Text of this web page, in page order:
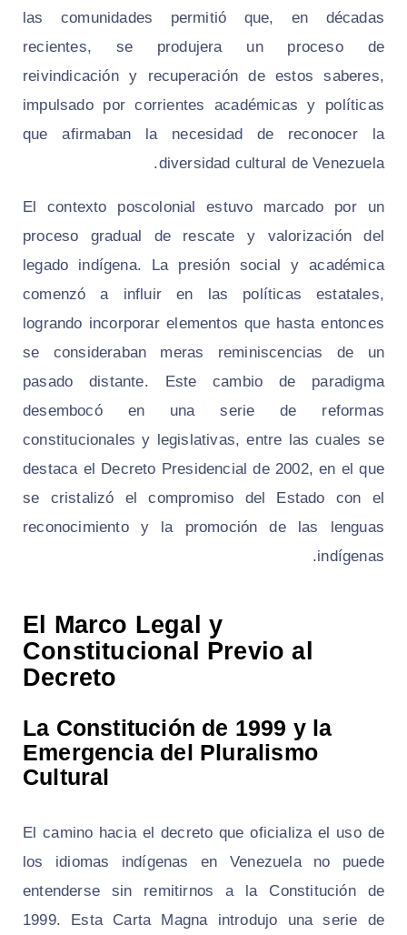
las comunidades permitió que, en décadas
recientes, se produjera un proceso de
reivindicación y recuperación de estos saberes,
impulsado por corrientes académicas y políticas
que afirmaban la necesidad de reconocer la
diversidad cultural de Venezuela.
El contexto poscolonial estuvo marcado por un
proceso gradual de rescate y valorización del
legado indígena. La presión social y académica
comenzó a influir en las políticas estatales,
logrando incorporar elementos que hasta entonces
se consideraban meras reminiscencias de un
pasado distante. Este cambio de paradigma
desembocó en una serie de reformas
constitucionales y legislativas, entre las cuales se
destaca el Decreto Presidencial de 2002, en el que
se cristalizó el compromiso del Estado con el
reconocimiento y la promoción de las lenguas
indígenas.
El Marco Legal y
Constitucional Previo al
Decreto
La Constitución de 1999 y la
Emergencia del Pluralismo
Cultural
El camino hacia el decreto que oficializa el uso de
los idiomas indígenas en Venezuela no puede
entenderse sin remitirnos a la Constitución de
1999. Esta Carta Magna introdujo una serie de